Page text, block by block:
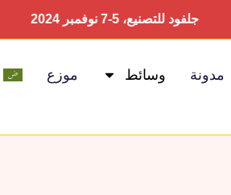
جلفود للتصنيع، 5-7 نوفمبر 2024
مدونة وسائط موزع